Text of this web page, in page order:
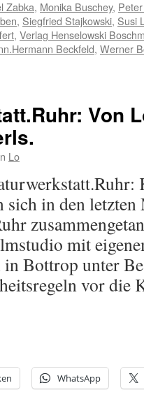
Zabka, Monika Buschey,
, Siegfried Stajkowski, Susi
, Verlag Henselowski
Beckfeld, Werner
Von
Lo
sich in den
mit
Bottrop unter
vor die
WhatsApp